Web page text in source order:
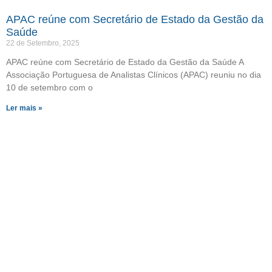
APAC reúne com Secretário de Estado da Gestão da
Saúde
22 de Setembro, 2025
APAC reúne com Secretário de Estado da Gestão da Saúde A
Associação Portuguesa de Analistas Clínicos (APAC) reuniu no dia
10 de setembro com o
Ler mais »